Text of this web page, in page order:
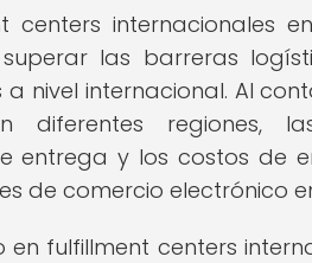
internacionales
las barreras
nivel internacional. Al
diferentes regiones,
entrega y los costos de
de comercio electrónico
fulfillment centers